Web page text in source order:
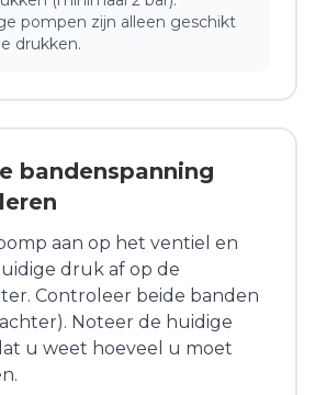
pompen zijn alleen geschikt
drukken.
bandenspanning
aan op het ventiel en
druk af op de
Controleer beide banden
Noteer de huidige
u weet hoeveel u moet